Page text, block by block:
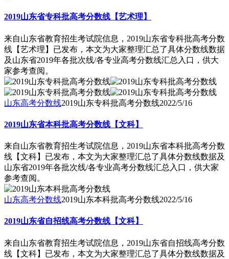
2019山东省专科批高考分数线【艺术理】
来自山东省教育招生考试院信息，2019山东省专科批高考分数
线【艺术理】已发布，本文为大家整理汇总了具体分数线数据
及山东省2019年各批次线/各专业高考分数线汇总入口，供大
家参考查阅。
山东高考分数线2019山东专科批高考分数线2022/5/16
2019山东省本科批高考分数线【文科】
来自山东省教育招生考试院信息，2019山东省本科批高考分数
线【文科】已发布，本文为大家整理汇总了具体分数线数据及
山东省2019年各批次线/各专业高考分数线汇总入口，供大家
参考查阅。
山东高考分数线2019山东本科批高考分数线2022/5/16
2019山东省自招线高考分数线【文科】
来自山东省教育招生考试院信息，2019山东省自招线高考分数
线【文科】已发布，本文为大家整理汇总了具体分数线数据及